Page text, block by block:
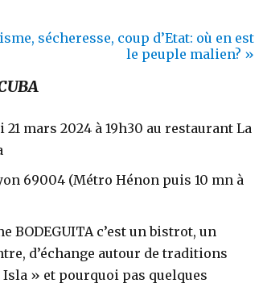
sécheresse, coup d’Etat: où en est
le peuple malien? »
21 mars 2024 à 19h30 au restaurant La
69004 (Métro Hénon puis 10 mn à
BODEGUITA c’est un bistrot, un
d’échange autour de traditions
» et pourquoi pas quelques